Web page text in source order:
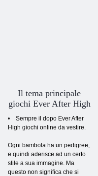
Il tema principale
giochi Ever After High
• Sempre il dopo Ever After
High giochi online da vestire.
Ogni bambola ha un pedigree,
e quindi aderisce ad un certo
stile a sua immagine. Ma
questo non significa che si